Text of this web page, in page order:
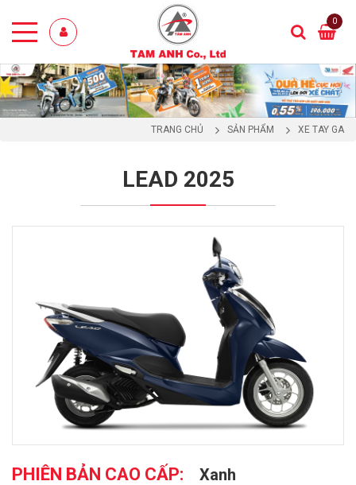
0
TRANG CHỦ SẢN PHẨM XE TAY GA
LEAD 2025
PHIÊN BẢN CAO CẤP:
Xanh